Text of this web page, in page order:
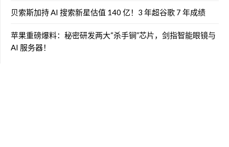
贝索斯加持 AI 搜索新星估值 140 亿！3 年超谷歌 7 年成绩
苹果重磅爆料：秘密研发两大“杀手锏”芯片，剑指智能眼镜与
AI 服务器！